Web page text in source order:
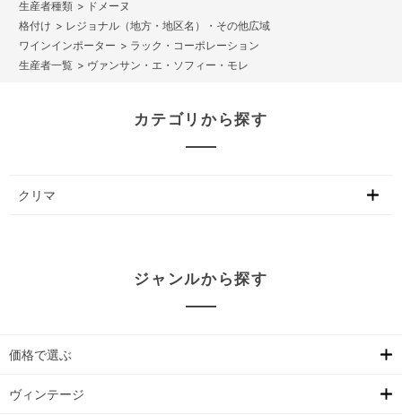
> ドメーヌ
> レジョナル（地方・地区名）・その他広域
> ラック・コーポレーション
> ヴァンサン・エ・ソフィー・モレ
カテゴリから探す
クリマ
ジャンルから探す
価格で選ぶ
ヴィンテージ